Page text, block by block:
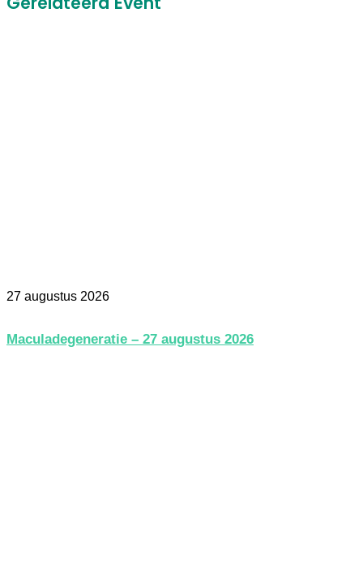
27 augustus 2026
Maculadegeneratie – 27 augustus 2026